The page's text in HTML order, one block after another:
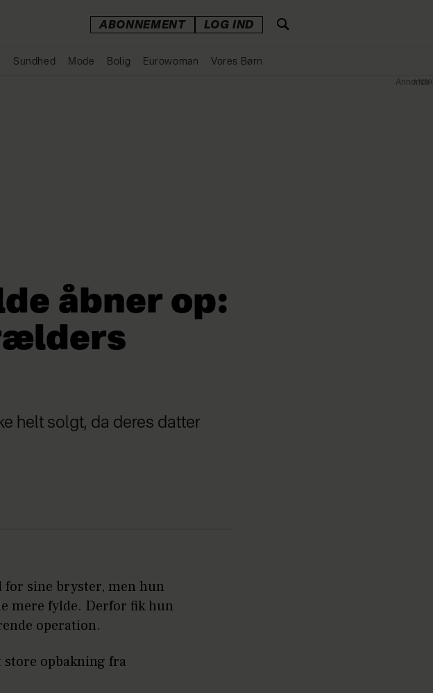
ABONNEMENT LOG IND
Sundhed Mode Bolig Eurowoman Vores Børn
åbner op:
helt solgt, da deres datter
sine bryster, men hun
mere fylde. Derfor fik hun
operation.
store opbakning fra
Annonce